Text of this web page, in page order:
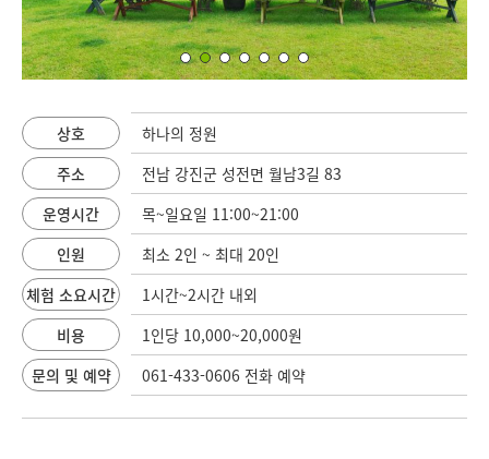
상호
하나의 정원
주소
전남 강진군 성전면 월남3길 83
운영시간
목~일요일 11:00~21:00
인원
최소 2인 ~ 최대 20인
체험 소요시간
1시간~2시간 내외
비용
1인당 10,000~20,000원
문의 및 예약
061-433-0606 전화 예약